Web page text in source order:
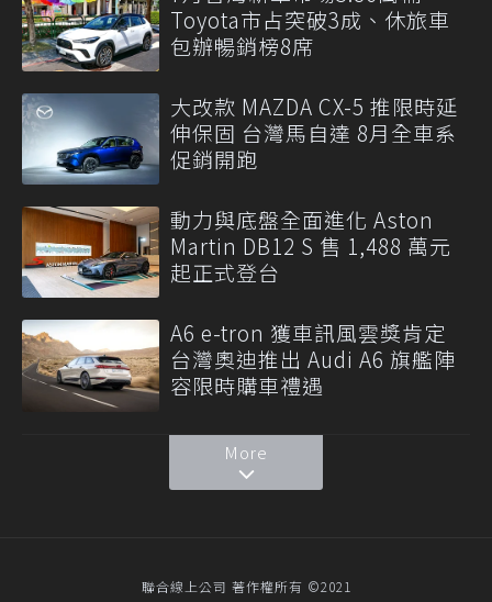
Toyota市占突破3成、休旅車
包辦暢銷榜8席
大改款 MAZDA CX-5 推限時延
伸保固 台灣馬自達 8月全車系
促銷開跑
動力與底盤全面進化 Aston
Martin DB12 S 售 1,488 萬元
起正式登台
A6 e-tron 獲車訊風雲獎肯定
台灣奧迪推出 Audi A6 旗艦陣
容限時購車禮遇
More
聯合線上公司 著作權所有 ©2021